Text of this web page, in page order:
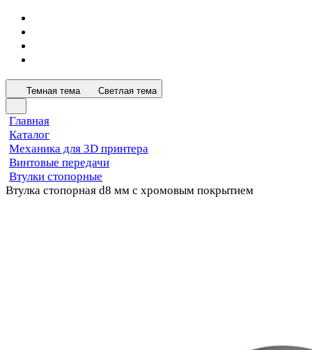
Темная тема Светлая тема
Главная
Каталог
Механика для 3D принтера
Винтовые передачи
Втулки стопорные
Втулка стопорная d8 мм с хромовым покрытием